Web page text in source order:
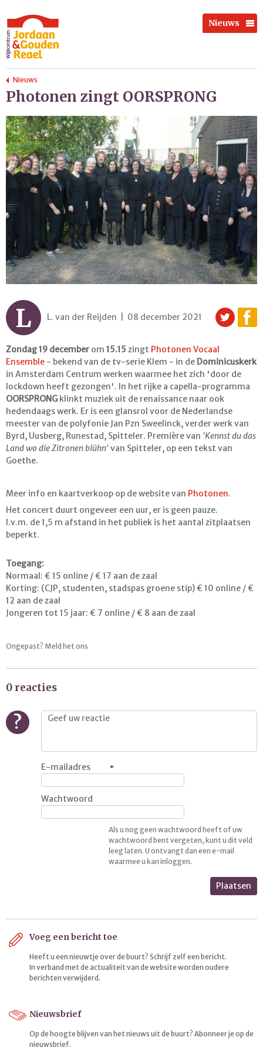
Nieuws
Nieuws
Photonen zingt OORSPRONG
L L. van der Reijden | 08 december 2021
Zondag 19 december om 15.15 zingt Photonen Vocaal
Ensemble - bekend van de tv-serie Klem - in de Dominicuskerk
in Amsterdam Centrum werken waarmee het zich 'door de
lockdown heeft gezongen'. In het rijke a capella-programma
OORSPRONGklinkt muziek uit de renaissance naar ook
hedendaags werk. Er is een glansrol voor de Nederlandse
meester van de polyfonie Jan Pzn Sweelinck, verder werk van
Byrd, Uusberg, Runestad, Spitteler. Première van 'Kennst du das
Land wo die Zitronen blühn'van Spitteler, op een tekst van
Goethe.
Meer info en kaartverkoop op de website van Photonen.
Het concert duurt ongeveer een uur, er is geen pauze.
I.v.m. de 1,5 m afstand in het publiek is het aantal zitplaatsen
beperkt.
Toegang:
Normaal: € 15 online / € 17 aan de zaal
Korting: (CJP, studenten, stadspas groene stip) € 10 online / €
12 aan de zaal
Jongeren tot 15 jaar: € 7 online / € 8 aan de zaal
Ongepast? Meld het ons
0 reacties
?
E-mailadres
Wachtwoord
Als u nog geen wachtwoord heeft of uw
wachtwoord bent vergeten, kunt u dit veld
leeg laten. U ontvangt dan een e-mail
waarmee u kan inloggen.
Plaatsen
Voeg een bericht toe
Heeft u een nieuwtje over de buurt? Schrijf zelf een bericht.
In verband met de actualiteit van de website worden oudere
berichten verwijderd.
Nieuwsbrief
Op de hoogte blijven van het nieuws uit de buurt? Abonneer je op de
nieuwsbrief.